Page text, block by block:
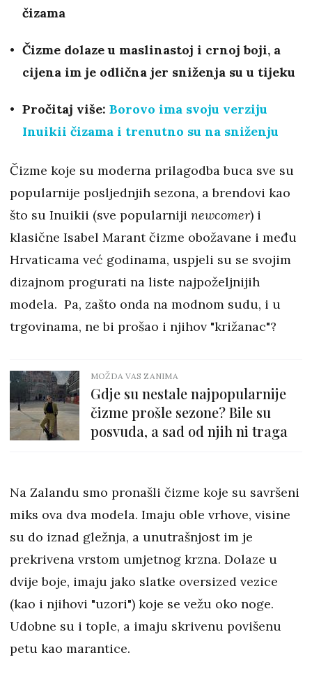
čizama
Čizme dolaze u maslinastoj i crnoj boji, a
cijena im je odlična jer sniženja su u tijeku
Pročitaj više: Borovo ima svoju verziju
Inuikii čizama i trenutno su na sniženju
Čizme koje su moderna prilagodba buca sve su
popularnije posljednjih sezona, a brendovi kao
što su Inuikii (sve popularniji newcomer) i
klasične Isabel Marant čizme obožavane i među
Hrvaticama već godinama, uspjeli su se svojim
dizajnom progurati na liste najpoželjnijih
modela. Pa, zašto onda na modnom sudu, i u
trgovinama, ne bi prošao i njihov "križanac"?
MOŽDA VAS ZANIMA
Gdje su nestale najpopularnije
čizme prošle sezone? Bile su
posvuda, a sad od njih ni traga
Na Zalandu smo pronašli čizme koje su savršeni
miks ova dva modela. Imaju oble vrhove, visine
su do iznad gležnja, a unutrašnjost im je
prekrivena vrstom umjetnog krzna. Dolaze u
dvije boje, imaju jako slatke oversized vezice
(kao i njihovi "uzori") koje se vežu oko noge.
Udobne su i tople, a imaju skrivenu povišenu
petu kao marantice.